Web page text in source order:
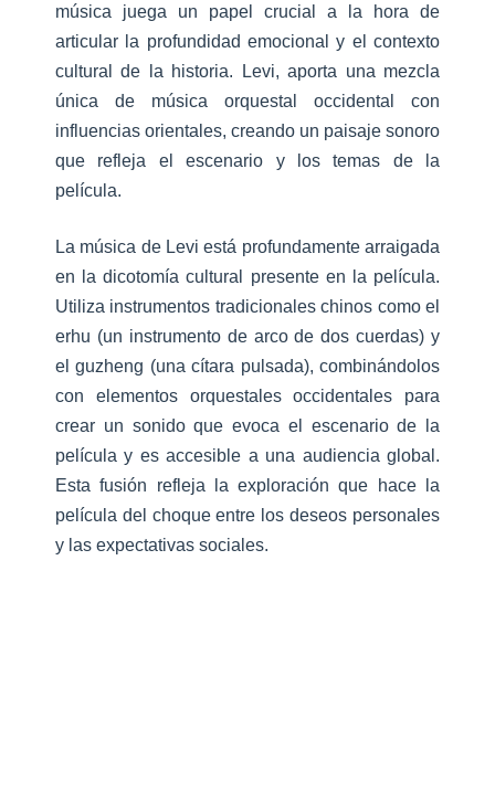
música juega un papel crucial a la hora de
articular la profundidad emocional y el contexto
cultural de la historia. Levi, aporta una mezcla
única de música orquestal occidental con
influencias orientales, creando un paisaje sonoro
que refleja el escenario y los temas de la
película.
La música de Levi está profundamente arraigada
en la dicotomía cultural presente en la película.
Utiliza instrumentos tradicionales chinos como el
erhu (un instrumento de arco de dos cuerdas) y
el guzheng (una cítara pulsada), combinándolos
con elementos orquestales occidentales para
crear un sonido que evoca el escenario de la
película y es accesible a una audiencia global.
Esta fusión refleja la exploración que hace la
película del choque entre los deseos personales
y las expectativas sociales.